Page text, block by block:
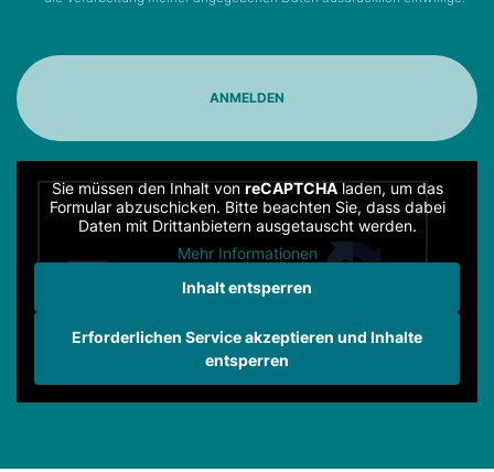
Sie müssen den Inhalt vonreCAPTCHAladen, um das
Formular abzuschicken. Bitte beachten Sie, dass dabei
Daten mit Drittanbietern ausgetauscht werden.
Mehr Informationen
Inhalt entsperren
Erforderlichen Service akzeptieren und Inhalte
entsperren